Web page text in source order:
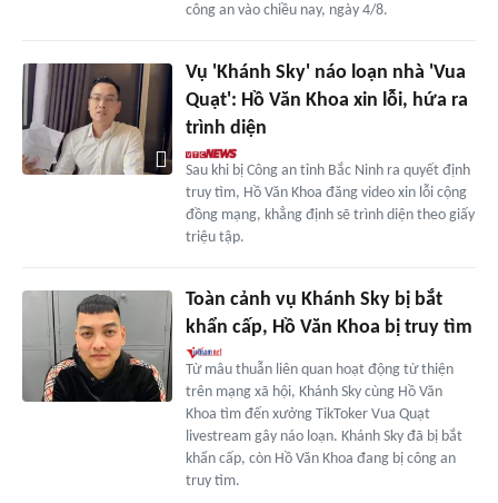
công an vào chiều nay, ngày 4/8.
Vụ 'Khánh Sky' náo loạn nhà 'Vua
Quạt': Hồ Văn Khoa xin lỗi, hứa ra
trình diện
Sau khi bị Công an tỉnh Bắc Ninh ra quyết định
truy tìm, Hồ Văn Khoa đăng video xin lỗi cộng
đồng mạng, khẳng định sẽ trình diện theo giấy
triệu tập.
Toàn cảnh vụ Khánh Sky bị bắt
khẩn cấp, Hồ Văn Khoa bị truy tìm
Từ mâu thuẫn liên quan hoạt động từ thiện
trên mạng xã hội, Khánh Sky cùng Hồ Văn
Khoa tìm đến xưởng TikToker Vua Quạt
livestream gây náo loạn. Khánh Sky đã bị bắt
khẩn cấp, còn Hồ Văn Khoa đang bị công an
truy tìm.